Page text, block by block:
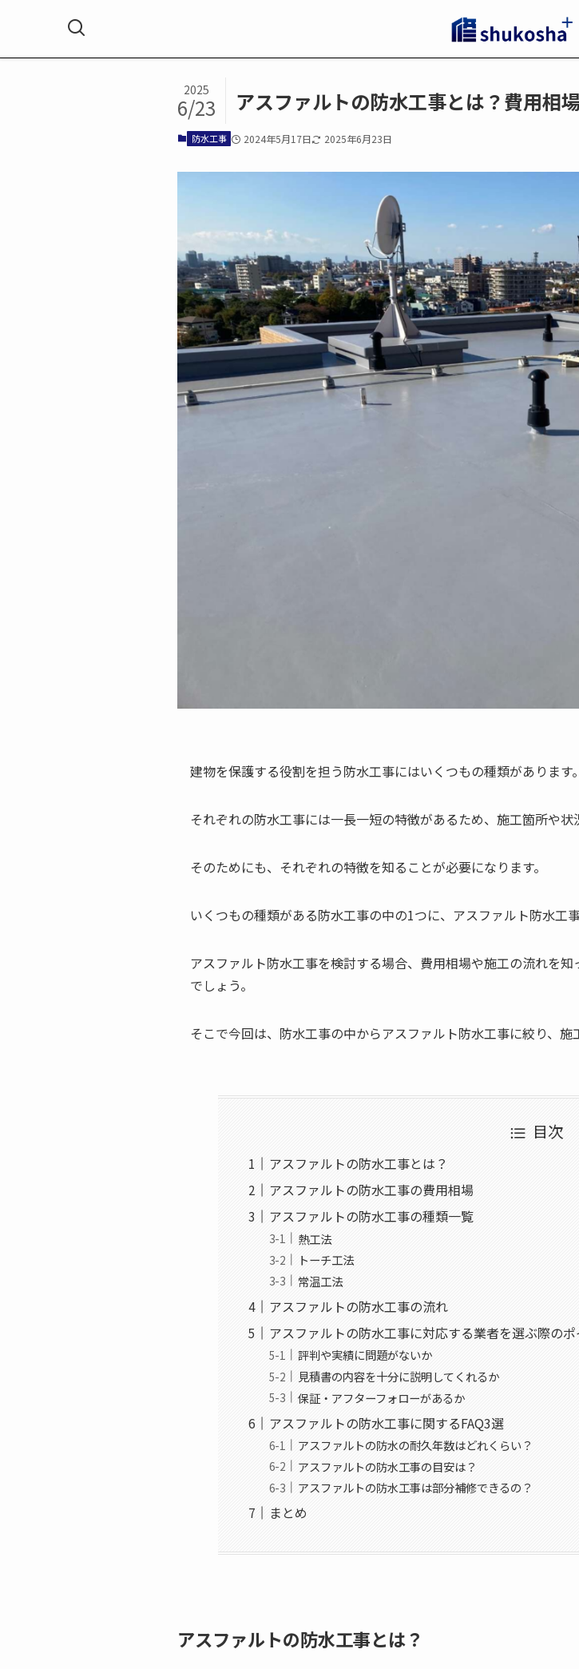
アスファルトの防水工事とは？費用相
2025
6/23
防水工事 2024年5月17日 2025年6月23日
建物を保護する役割を担う防水工事にはいくつもの種類があります。
それぞれの防水工事には一長一短の特徴があるため、施工箇所や
そのためにも、それぞれの特徴を知ることが必要になります。
いくつもの種類がある防水工事の中の1つに、アスファルト防水工
アスファルト防水工事を検討する場合、費用相場や施工の流れを
でしょう。
そこで今回は、防水工事の中からアスファルト防水工事に絞り、施
目次
アスファルトの防水工事とは？
アスファルトの防水工事の費用相場
アスファルトの防水工事の種類一覧
熱工法
トーチ工法
常温工法
アスファルトの防水工事の流れ
アスファルトの防水工事に対応する業者を選ぶ際のポ
評判や実績に問題がないか
見積書の内容を十分に説明してくれるか
保証・アフターフォローがあるか
アスファルトの防水工事に関するFAQ3選
アスファルトの防水の耐久年数はどれくらい？
アスファルトの防水工事の目安は？
アスファルトの防水工事は部分補修できるの？
まとめ
アスファルトの防水工事とは？